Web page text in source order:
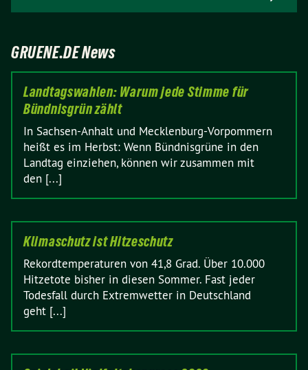
GRUENE.DE News
Landtagswahlen: Warum jede Stimme für
Bündnisgrün zählt
In Sachsen-Anhalt und Mecklenburg-Vorpommern
heißt es im Herbst: Wenn Bündnisgrüne in den
Landtag einziehen, können wir zusammen mit
den [...]
Klimaschutz ist Hitzeschutz
Rekordtemperaturen von 41,8 Grad. Über 10.000
Hitzetote bisher in diesen Sommer. Fast jeder
Todesfall durch Extremwetter in Deutschland
geht [...]